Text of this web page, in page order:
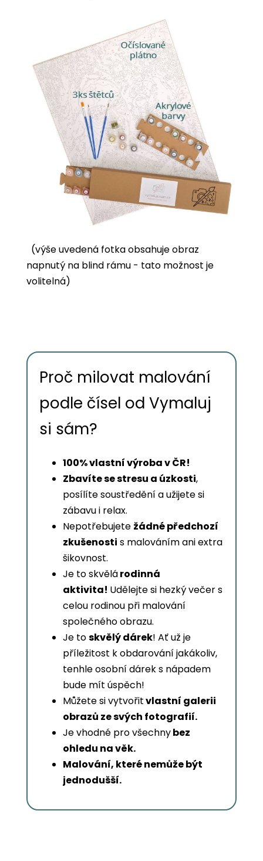
(výše uvedená fotka obsahuje obraz
napnutý na blind rámu - tato možnost je
volitelná)
Proč milovat malování
podle čísel od Vymaluj
si sám?
100% vlastní výroba v ČR!
Zbavíte se stresu a úzkosti,
posílíte soustředění a užijete si
zábavu i relax.
Nepotřebujete žádné předchozí
zkušenosti s malováním ani extra
šikovnost.
Je to skvělárodinná
aktivita! Udělejte si hezký večer s
celou rodinou při malování
společného obrazu.
Je toskvělý dárek! Ať už je
příležitost k obdarování jakákoliv,
tenhle osobní dárek s nápadem
bude mít úspěch!
Můžete si vytvořitvlastní galerii
obrazů ze svých fotografií.
Je vhodné pro všechnybez
ohledu na věk.
Malování, které nemůže být
jednodušší.